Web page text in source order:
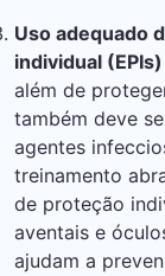
Uso adequado
individual
além de
também deve
agentes
treinamento
de proteção
aventais e
ajudam a